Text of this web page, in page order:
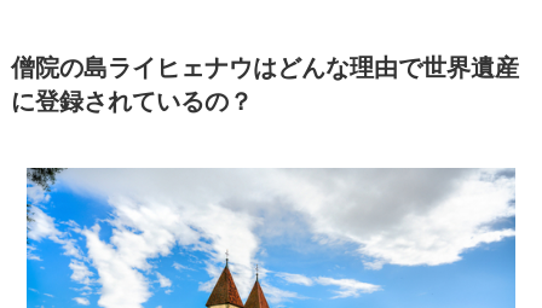
僧院の島ライヒェナウはどんな理由で世界遺産
に登録されているの？